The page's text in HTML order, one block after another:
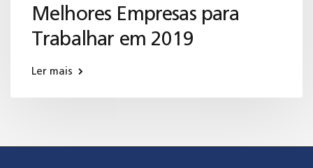
Melhores Empresas para
Trabalhar em 2019
Ler mais